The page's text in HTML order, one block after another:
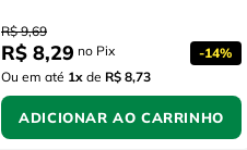
R$ 9,69
R$ 8,29 no Pix -14%
Ou em até 1x de R$ 8,73
ADICIONAR AO CARRINHO